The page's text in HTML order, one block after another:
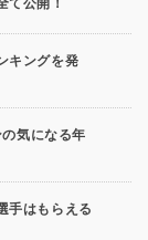
て公開！
キングを発
気になる年
手はもらえる